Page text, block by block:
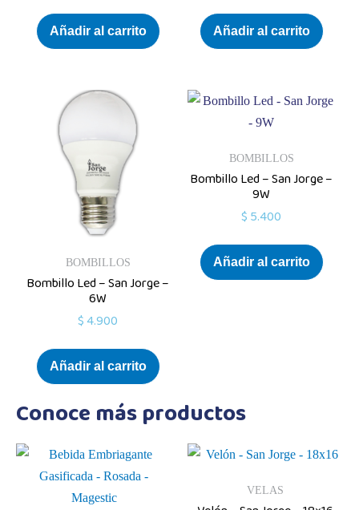
Añadir al carrito Añadir al carrito
BOMBILLOS
Bombillo Led – San Jorge –
6W
$4.900
Añadir al carrito
BOMBILLOS
Bombillo Led – San Jorge –
9W
$ 5.400
Añadir al carrito
Conoce más productos
VELAS